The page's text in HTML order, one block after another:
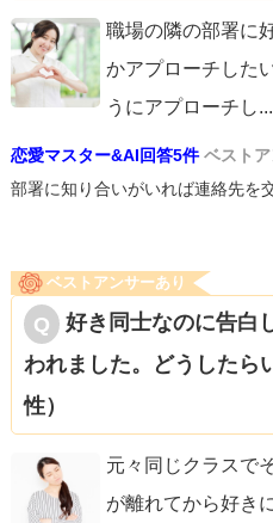
職場の隣の部署に
かアプローチした
うにアプローチし...
恋愛マスター&AI回答5件 ベスト
部署に知り合いがいれば連絡先を
ベストアンサーあり
好き同士なのに告白
われました。どうしたら
性）
元々同じクラスで
が離れてから好き